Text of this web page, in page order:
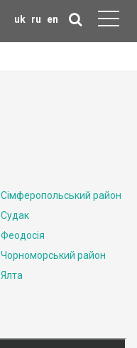
uk ru en
Сімферопольський район
Судак
Феодосія
Чорноморський район
Ялта